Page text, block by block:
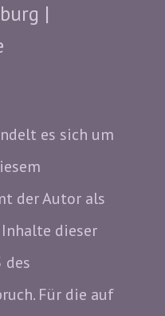
|
es sich um
der Autor als
dieser
des
Für die auf